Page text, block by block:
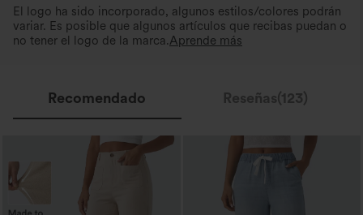
El logo ha sido incorporado, algunos estilos/colores podrán
variar. Es posible que algunos artículos que recibas puedan o
no tener el logo de la marca.Aprende más
Recomendado Reseñas(123)